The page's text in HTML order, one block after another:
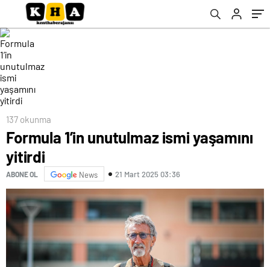
137 okunma
Formula 1’in unutulmaz ismi yaşamını
yitirdi
ABONE OL News 21 Mart 2025 03:36